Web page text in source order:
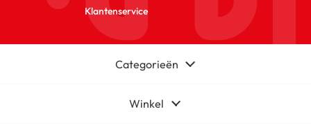
Klantenservice
Categorieën
Winkel